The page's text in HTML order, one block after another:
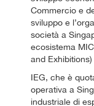
Commercio e
sviluppo e
società a
ecosistema
and
IEG, che è
operativa a
industriale di